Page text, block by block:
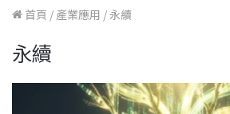
首頁 / 產業應用 /永續
永續